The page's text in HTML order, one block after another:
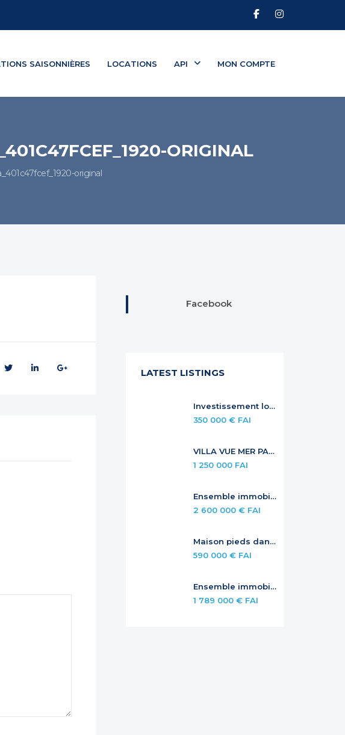
SAISONNIÈRES LOCATIONS API MON COMPTE
ORIGINAL
original
Facebook
LATEST LISTINGS
Investissement locatif sécurisé — Duplex à Anse Marcel
350 000 € FAI
VILLA VUE MER PANORAMIQUE AVEC PISCINE À DÉBORDEMENT
1 250 000 FAI
Ensemble immobilier de standing – investissement locatif premium
2 600 000 € FAI
Maison pieds dans l’eau avec piscine privée
590 000 € FAI
Ensemble immobilier avec rendement et potentiel – Jardins de la Baie Orientale
1 789 000 € FAI